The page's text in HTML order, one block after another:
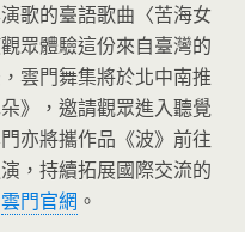
歌的臺語歌曲〈苦海女
眾體驗這份來自臺灣的
雲門舞集將於北中南推
》，邀請觀眾進入聽覺
亦將攜作品《波》前往
，持續拓展國際交流的
雲門官網 。